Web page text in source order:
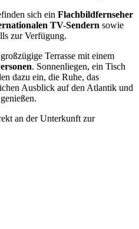
sich ein Flachbildfernseher
TV-Sendern sowie
zur Verfügung.
Terrasse mit einem
. Sonnenliegen, ein Tisch
dazu ein, die Ruhe, das
Ausblick auf den Atlantik und
an der Unterkunft zur